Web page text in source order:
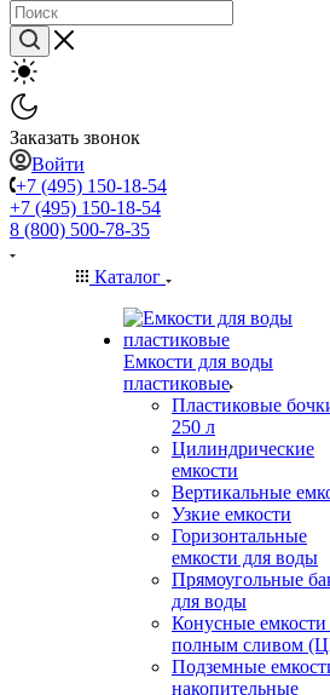
Заказать звонок
Войти
+7 (495) 150-18-54
+7 (495) 150-18-54
8 (800) 500-78-35
Каталог
Емкости для воды
пластиковые
Пластиковые
250 л
Цилиндрические
емкости
Вертикальные
Узкие емкости
Горизонтальные
емкости для воды
Прямоугольные
для воды
Конусные емкости
полным сливом
Подземные
накопительные